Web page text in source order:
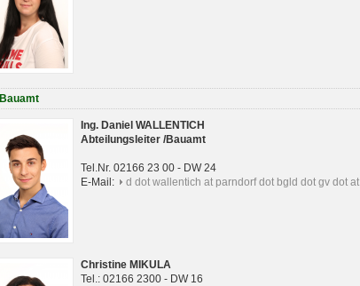
Bauamt
Ing. Daniel WALLENTICH
Abteilungsleiter /Bauamt
Tel.Nr. 02166 23 00 - DW 24
E-Mail:
d dot wallentich at parndorf dot bgld dot gv dot at
Christine MIKULA
Tel.: 02166 2300 - DW 16